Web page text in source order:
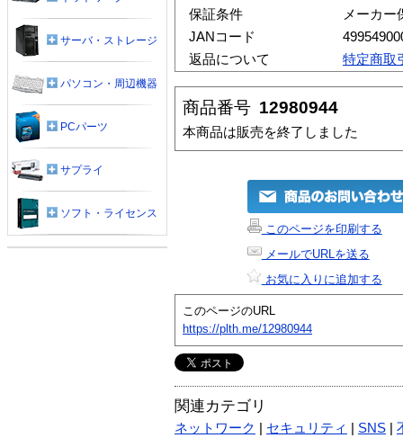
保証条件
メーカー
JANコード
返品について
特定商取
商品番号 12980944
本商品は販売を終了しました
このページを印刷する
メールでURLを送る
お気に入りに追加する
このページのURL
https://plth.me/12980944
関連カテゴリ
ネットワーク セキュリティ SNS
サーバ・ストレージ
パソコン・周辺機器
PCパーツ
サプライ
ソフト・ライセンス